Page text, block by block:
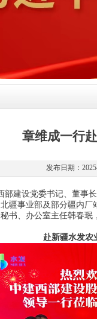
章维成一行
发布日期：
建设党委书记、董事长
疆事业部及部分疆内厂
书、办公室主任韩春珉
赴新疆水发农